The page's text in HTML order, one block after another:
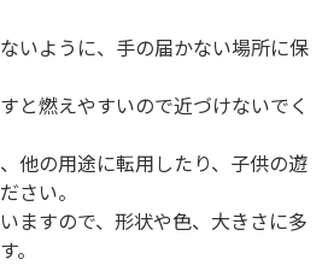
いように、手の届かない場所に保
と燃えやすいので近づけないでく
他の用途に転用したり、子供の遊
さい。
ますので、形状や色、大きさに多
。